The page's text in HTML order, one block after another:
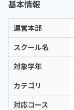
基本情報
運営本部
スクール名
対象学年
カテゴリ
対応コース